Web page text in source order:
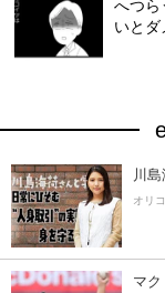
へつら
いとダ
川
オリ
マ